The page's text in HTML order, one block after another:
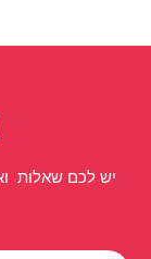
יש לכם שאלות